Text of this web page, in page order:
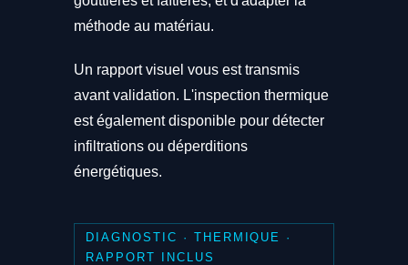
méthode au matériau.
Un rapport visuel vous est transmis
avant validation. L'inspection thermique
est également disponible pour détecter
infiltrations ou déperditions
énergétiques.
DIAGNOSTIC · THERMIQUE ·
RAPPORT INCLUS